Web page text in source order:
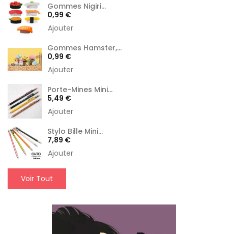
Gommes Nigiri...
Prix
0,99 €
Ajouter
Gommes Hamster,...
Prix
0,99 €
Ajouter
Porte-Mines Mini...
Prix
5,49 €
Ajouter
Stylo Bille Mini...
Prix
7,89 €
Ajouter
Voir Tout